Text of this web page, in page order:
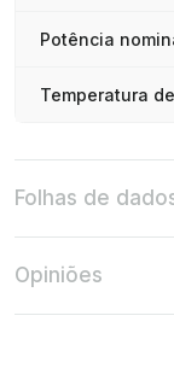
Potência
Temperatura
Folhas de
Opiniões